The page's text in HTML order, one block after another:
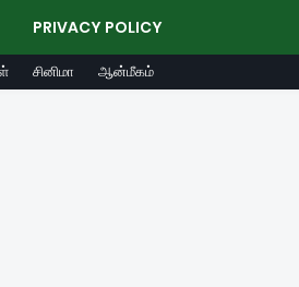
PRIVACY POLICY
சினிமா ஆன்மீகம்